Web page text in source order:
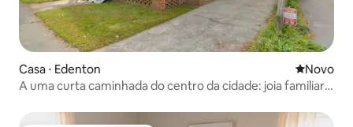
Casa ⋅ Edenton Novo
Novo
A uma curta caminhada do centro da cidade: joia familiar